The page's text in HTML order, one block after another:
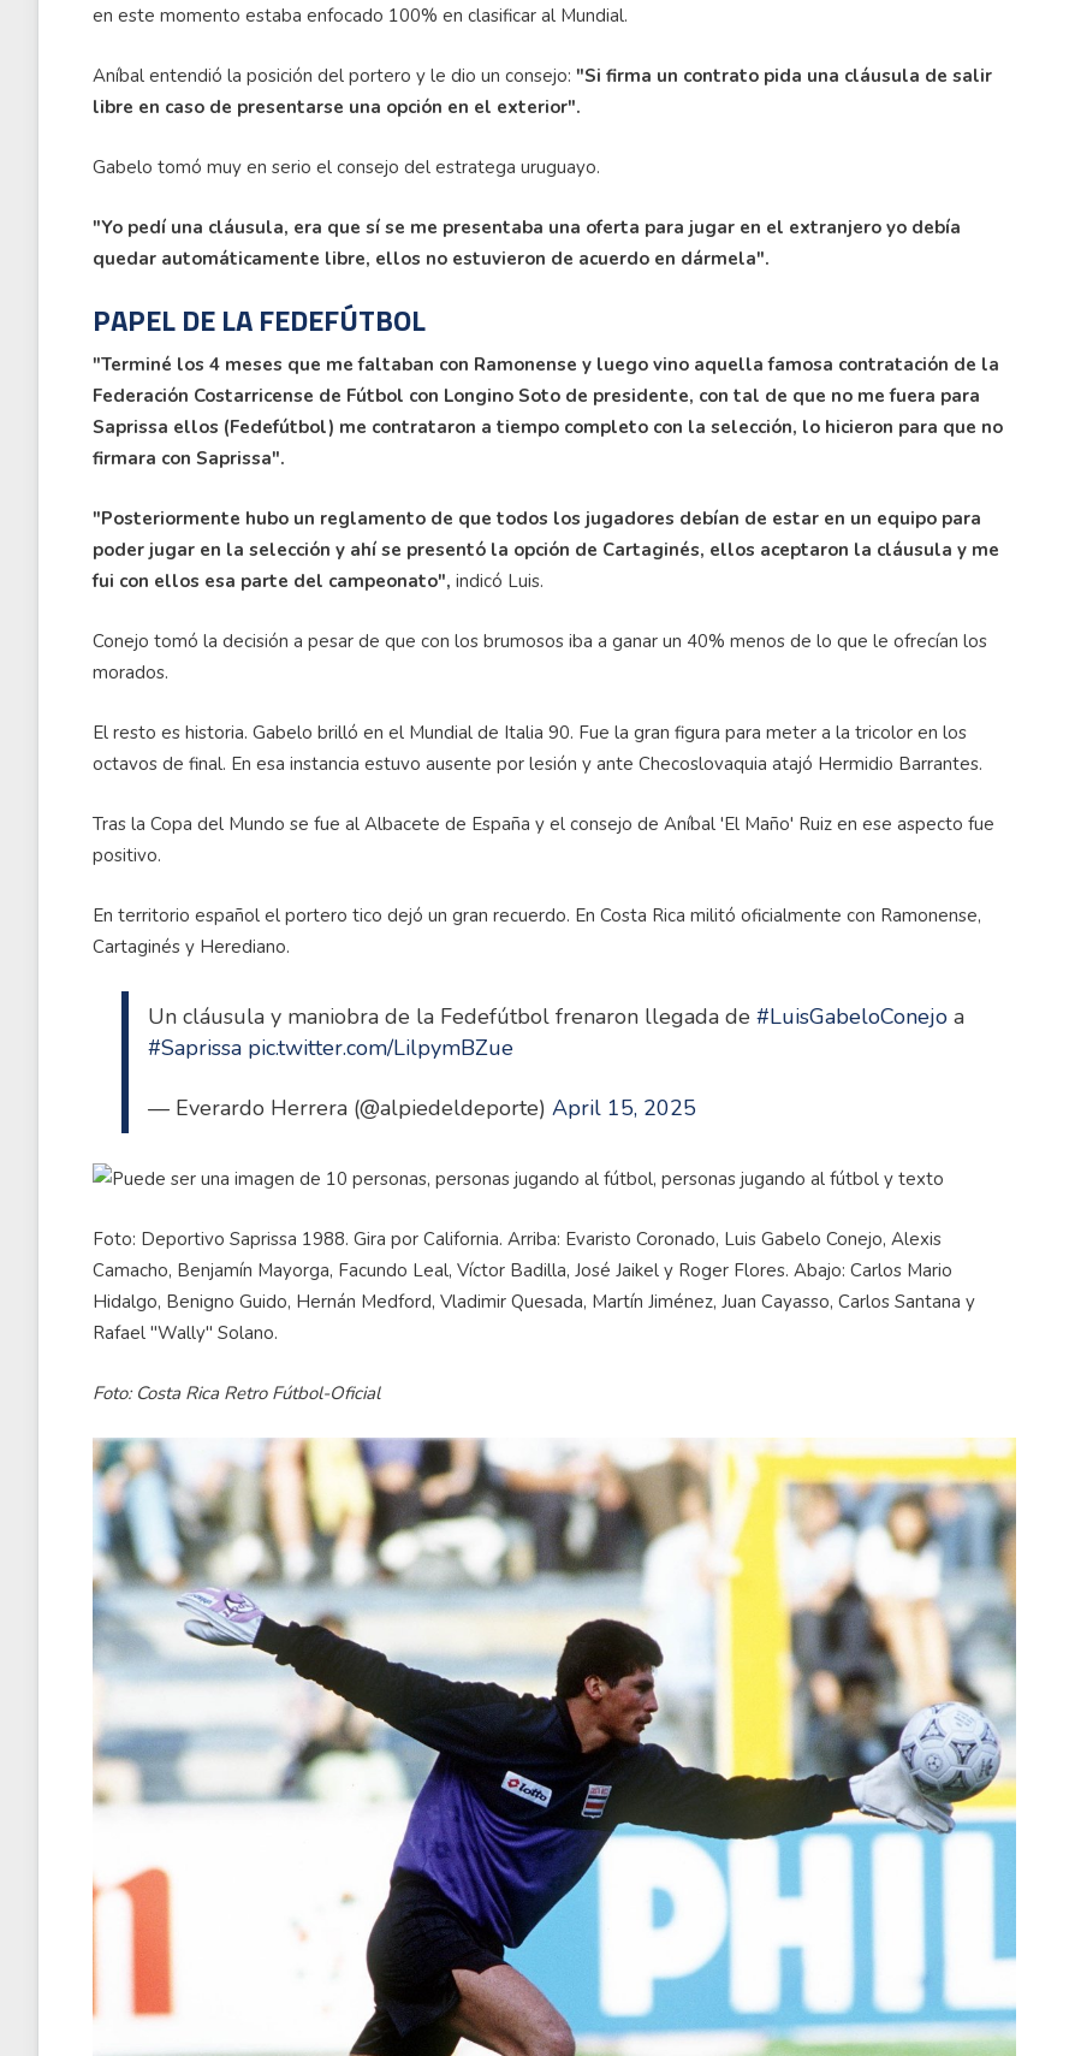
en este momento estaba enfocado 100% en clasificar al Mundial.
Aníbal entendió la posición del portero y le dio un consejo: "Si firma un contrato pida una cláusula de salir
libre en caso de presentarse una opción en el exterior".
Gabelo tomó muy en serio el consejo del estratega uruguayo.
"Yo pedí una cláusula, era que sí se me presentaba una oferta para jugar en el extranjero yo debía
quedar automáticamente libre, ellos no estuvieron de acuerdo en dármela".
PAPEL DE LA FEDEFÚTBOL
"Terminé los 4 meses que me faltaban con Ramonense y luego vino aquella famosa contratación de la
Federación Costarricense de Fútbol con Longino Soto de presidente, con tal de que no me fuera para
Saprissa ellos (Fedefútbol) me contrataron a tiempo completo con la selección, lo hicieron para que no
firmara con Saprissa".
"Posteriormente hubo un reglamento de que todos los jugadores debían de estar en un equipo para
poder jugar en la selección y ahí se presentó la opción de Cartaginés, ellos aceptaron la cláusula y me
fui con ellos esa parte del campeonato", indicó Luis.
Conejo tomó la decisión a pesar de que con los brumosos iba a ganar un 40% menos de lo que le ofrecían los
morados.
El resto es historia. Gabelo brilló en el Mundial de Italia 90. Fue la gran figura para meter a la tricolor en los
octavos de final. En esa instancia estuvo ausente por lesión y ante Checoslovaquia atajó Hermidio Barrantes.
Tras la Copa del Mundo se fue al Albacete de España y el consejo de Aníbal 'El Maño' Ruiz en ese aspecto fue
positivo.
En territorio español el portero tico dejó un gran recuerdo. En Costa Rica militó oficialmente con Ramonense,
Cartaginés y Herediano.
Un cláusula y maniobra de la Fedefútbol frenaron llegada de#LuisGabeloConejo a
#Saprissa pic.twitter.com/LilpymBZue
— Everardo Herrera (@alpiedeldeporte)April 15, 2025
Foto: Deportivo Saprissa 1988. Gira por California. Arriba: Evaristo Coronado, Luis Gabelo Conejo, Alexis
Camacho, Benjamín Mayorga, Facundo Leal, Víctor Badilla, José Jaikel y Roger Flores. Abajo: Carlos Mario
Hidalgo, Benigno Guido, Hernán Medford, Vladimir Quesada, Martín Jiménez, Juan Cayasso, Carlos Santana y
Rafael "Wally" Solano.
Foto: Costa Rica Retro Fútbol-Oficial